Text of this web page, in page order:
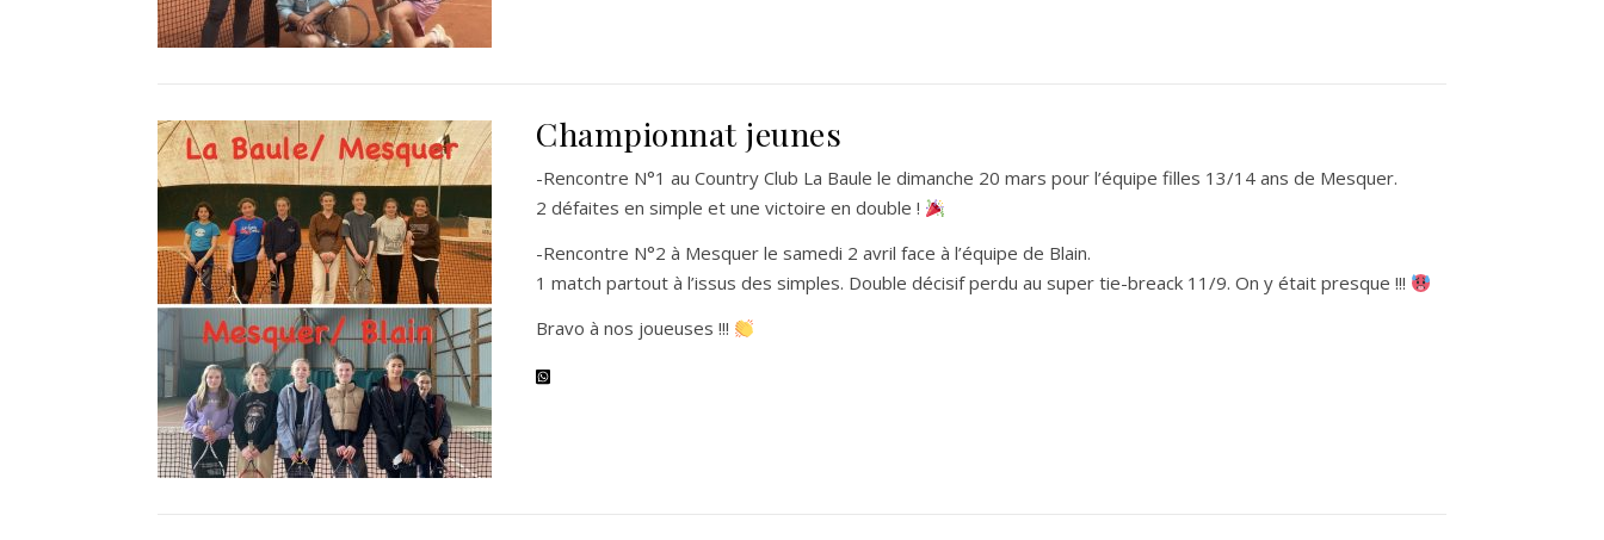
Championnat jeunes
-Rencontre N°1 au Country Club La Baule le dimanche 20 mars pour l’équipe filles 13/14 ans de Mesquer.
2 défaites en simple et une victoire en double !
-Rencontre N°2 à Mesquer le samedi 2 avril face à l’équipe de Blain.
1 match partout à l’issus des simples. Double décisif perdu au super tie-breack 11/9. On y était presque !!!
Bravo à nos joueuses !!!